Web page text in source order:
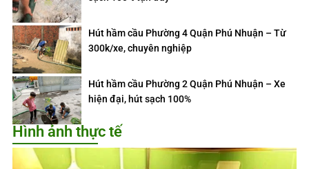
Hút hầm cầu Phường 4 Quận Phú Nhuận – Từ
300k/xe, chuyên nghiệp
Hút hầm cầu Phường 2 Quận Phú Nhuận – Xe
hiện đại, hút sạch 100%
Hình ảnh thực tế